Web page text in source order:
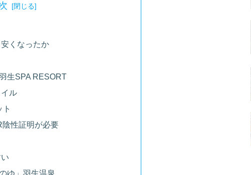
くなったか
生SPA RESORT
ル
性証明が必要
ゆ」羽生温泉